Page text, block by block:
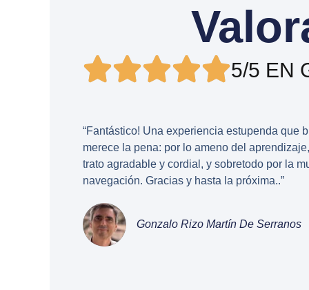
5/5 EN
“Fantástico! Una experiencia estupenda que
merece la pena: por lo ameno del
trato agradable y cordial, y sobretodo por la
navegación. Gracias y hasta la próxima..”
Gonzalo Rizo Martín De Serranos